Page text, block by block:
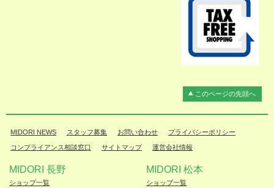
このページの先頭へ
MIDORI NEWS スタッフ募集 お問い合わせ プライバシーポリシー
コンプライアンス相談窓口 サイトマップ 運営会社情報
MIDORI 長野
ショップ一覧
MIDORI 松本
ショップ一覧